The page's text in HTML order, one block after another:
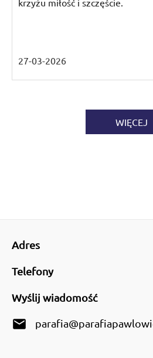
krzyżu miłość i szczęście.
27-03-2026
WIĘCEJ
Adres
Telefony
Wyślij wiadomość
email